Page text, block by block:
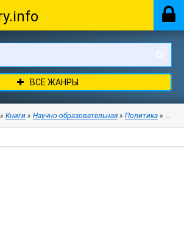
ВСЕ ЖАНРЫ
» Книги » Научно-образовательная » Политика »